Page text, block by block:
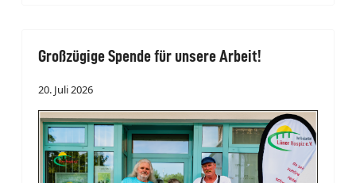
Großzügige Spende für unsere Arbeit!
20. Juli 2026